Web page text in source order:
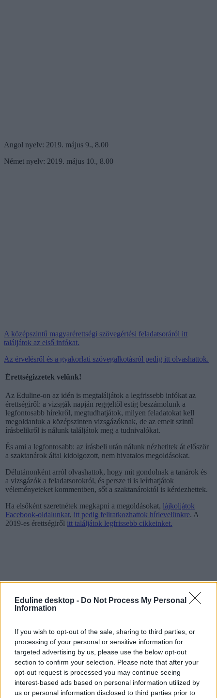
Eduline desktop - Do Not Process My Personal
Information
If you wish to opt-out of the sale, sharing to third parties, or
processing of your personal or sensitive information for
targeted advertising by us, please use the below opt-out
section to confirm your selection. Please note that after your
opt-out request is processed you may continue seeing
interest-based ads based on personal information utilized by
us or personal information disclosed to third parties prior to
Angol nyelv: 2019. május 9., 8.00
Német nyelv: 2019. május 10., 8.00
A középszintű magyarérettségi szövegértési feladatsoráról itt
találjátok az első infókat.
Az érvelésről és a gyakorlati szövegalkotásról pedig itt olvashattok.
Érettségizzetek velünk!
Az Eduline-on az idén is megtaláljátok a legfrissebb infókat az
érettségiről: a vizsgák napján reggeltől estig beszámolunk a
legfontosabb hírekről, megtudhatjátok, milyen feladatokat kell
megoldaniuk a középszinten vizsgázóknak, de az emelt szintű
írásbelikről is nálunk találjátok meg a tudnivalókat.
És ami a legfontosabb: az írásbeli után nálunk nézhetitek át először
a szaktanárok által kidolgozott, nem hivatalos megoldásokat.
Délutánonként arról olvashattok, hogy mit gondolnak a tanárok és
a vizsgázók a feladatsorokról, és persze ti is leírhatjátok
véleményeteket kommentben, sőt a szaktanároktól is kérdezhettek.
Ha elsőként szeretnétek megkapni a megoldásokat, lájkoljátok
Facebook-oldalunkat, itt pedig feliratkozhattok hírlevelünkre. A
2019-es érettségiről itt találjátok legfrissebb cikkeinket.